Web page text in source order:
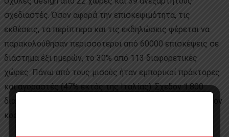
σχεδιαστές. Όσον αφορά την επισκεψιμότητα, τις
εκθέσεις, τα περίπτερα και τις εκδηλώσεις φέρεται να
παρακολούθησαν περισσότεροι από 60000 επισκέψεις σε
διάστημα έξι ημερών, το 30% από 113 διαφορετικές
χώρες. Πάνω από τους μισούς ήταν εμπορικοί πράκτορες
και αγοραστές (47% εκτός της Ιταλίας). Σχεδόν 1.800
διαπιστευμένοι δημοσιογράφοι παρευρέθηκαν από όλο τον
κόσμο.